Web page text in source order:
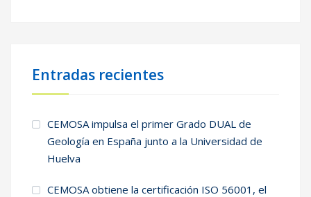
Entradas recientes
CEMOSA impulsa el primer Grado DUAL de
Geología en España junto a la Universidad de
Huelva
CEMOSA obtiene la certificación ISO 56001, el